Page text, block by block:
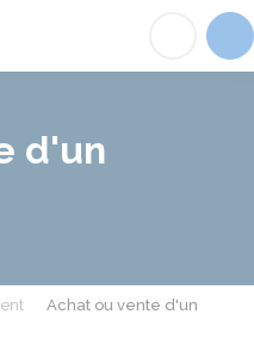
d'un
Achat ou vente d'un